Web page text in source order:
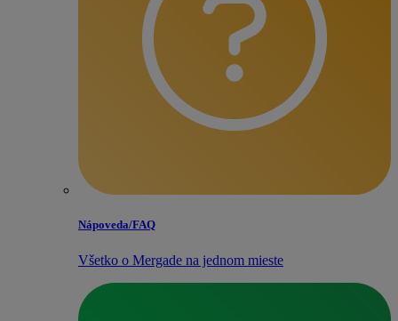
Nápoveda/​FAQ
Všetko o Mergade na jednom mieste